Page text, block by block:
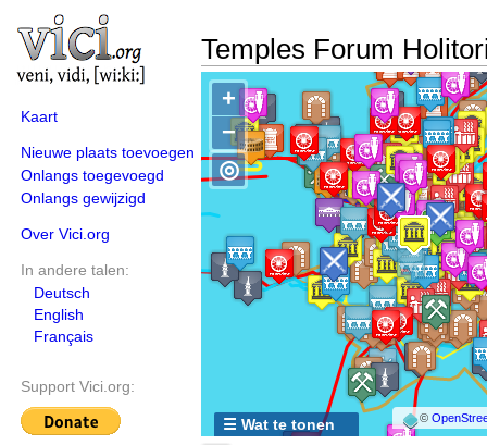
Kaart
Nieuwe plaats toevoegen
Onlangs toegevoegd
Onlangs gewijzigd
Over Vici.org
In andere talen:
Deutsch
English
Français
Support Vici.org:
Temples Forum
+
−
©
◎
☰ Wat te tonen